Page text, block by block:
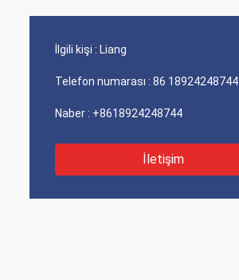
İlgili kişi : Liang
Telefon numarası : 86 18924248744
Naber : +8618924248744
İletişim